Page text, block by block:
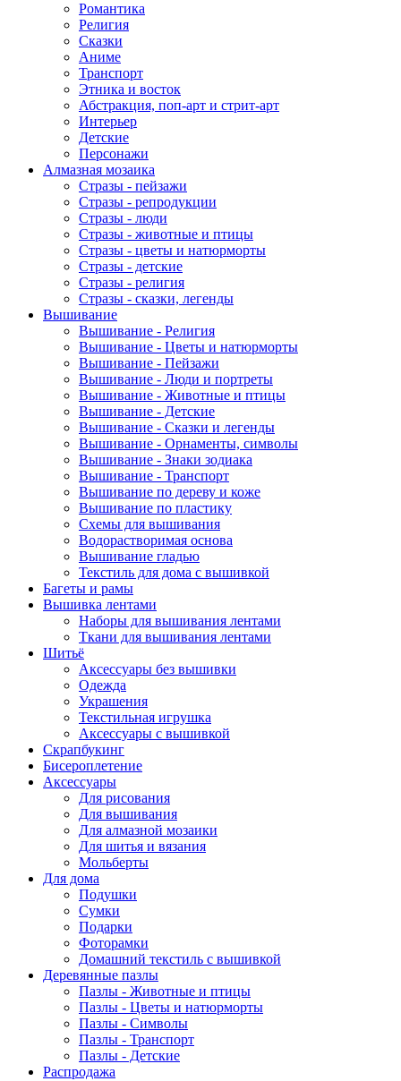
Романтика
Религия
Сказки
Аниме
Транспорт
Этника и восток
Абстракция, поп-арт и стрит-арт
Интерьер
Детские
Персонажи
Алмазная мозаика
Стразы - пейзажи
Стразы - репродукции
Стразы - люди
Стразы - животные и птицы
Стразы - цветы и натюрморты
Стразы - детские
Стразы - религия
Стразы - сказки, легенды
Вышивание
Вышивание - Религия
Вышивание - Цветы и натюрморты
Вышивание - Пейзажи
Вышивание - Люди и портреты
Вышивание - Животные и птицы
Вышивание - Детские
Вышивание - Сказки и легенды
Вышивание - Орнаменты, символы
Вышивание - Знаки зодиака
Вышивание - Транспорт
Вышивание по дереву и коже
Вышивание по пластику
Схемы для вышивания
Водорастворимая основа
Вышивание гладью
Текстиль для дома с вышивкой
Багеты и рамы
Вышивка лентами
Наборы для вышивания лентами
Ткани для вышивания лентами
Шитьё
Аксессуары без вышивки
Одежда
Украшения
Текстильная игрушка
Аксессуары с вышивкой
Скрапбукинг
Бисероплетение
Аксессуары
Для рисования
Для вышивания
Для алмазной мозаики
Для шитья и вязания
Мольберты
Для дома
Подушки
Сумки
Подарки
Фоторамки
Домашний текстиль с вышивкой
Деревянные пазлы
Пазлы - Животные и птицы
Пазлы - Цветы и натюрморты
Пазлы - Символы
Пазлы - Транспорт
Пазлы - Детские
Распродажа